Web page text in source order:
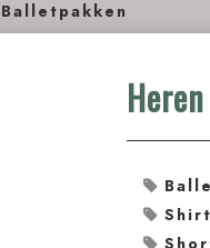
Balletpakken
Shirts